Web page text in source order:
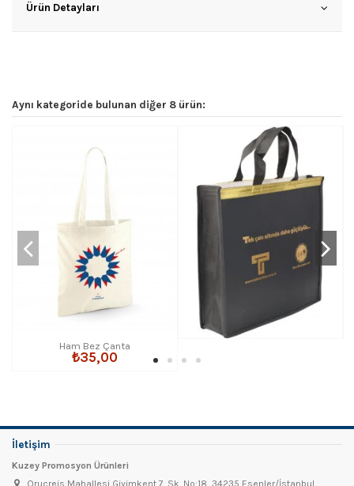
Ürün Detayları
Aynı kategoride bulunan diğer 8 ürün:
Ham Bez Çanta
₺35,00
İletişim
Kuzey Promosyon Ürünleri